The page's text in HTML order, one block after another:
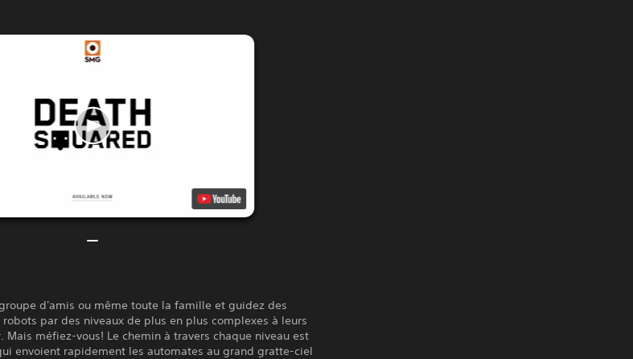
d'amis ou même toute la famille et guidez des
par des niveaux de plus en plus complexes à leurs
méfiez-vous! Le chemin à travers chaque niveau est
envoient rapidement les automates au grand gratte-ciel